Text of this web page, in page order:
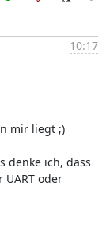
10:17
mir liegt ;)
denke ich, dass
oder